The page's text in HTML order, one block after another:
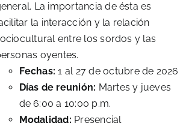
La importancia de ésta es
la interacción y la relación
entre los sordos y las
oyentes.
Fechas:1 al 27 de octubre de 2026
Días de reunión: Martes y jueves
de 6:00 a 10:00 p.m.
Modalidad: Presencial